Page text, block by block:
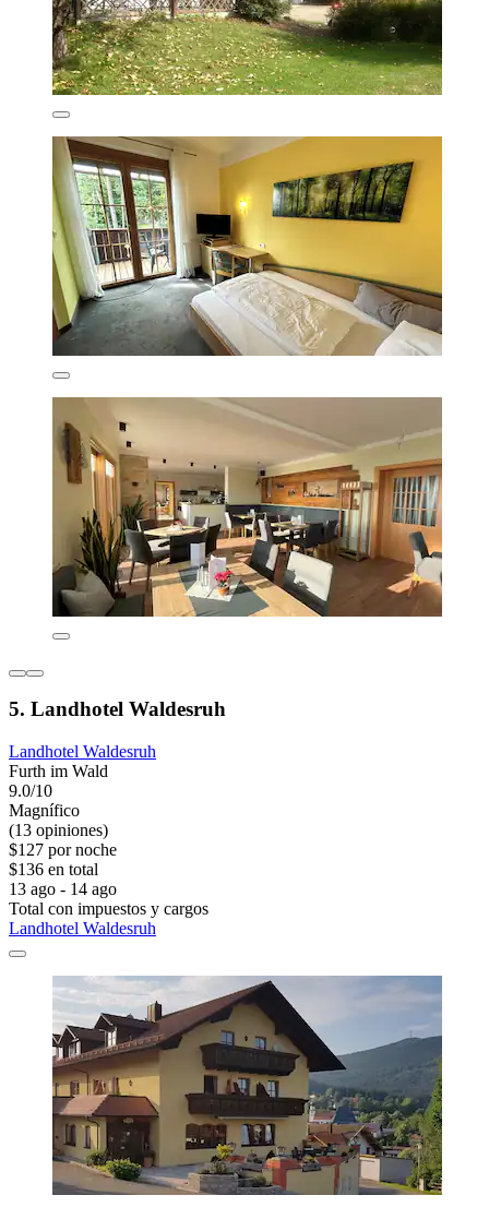
5. Landhotel Waldesruh
Landhotel Waldesruh
Furth im Wald
9.0/10
Magnífico
(13 opiniones)
$127 por noche
$136 en total
13 ago - 14 ago
Total con impuestos y cargos
Landhotel Waldesruh